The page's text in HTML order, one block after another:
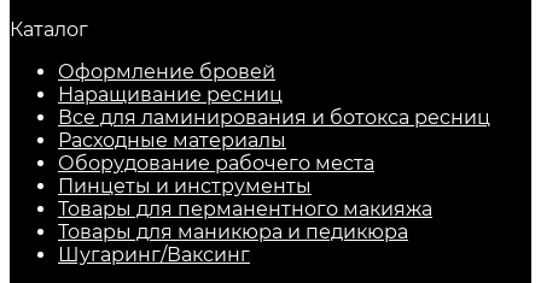
Каталог
Оформление бровей
Наращивание ресниц
Все для ламинирования и ботокса ресниц
Расходные материалы
Оборудование рабочего места
Пинцеты и инструменты
Товары для перманентного макияжа
Товары для маникюра и педикюра
Шугаринг/Ваксинг